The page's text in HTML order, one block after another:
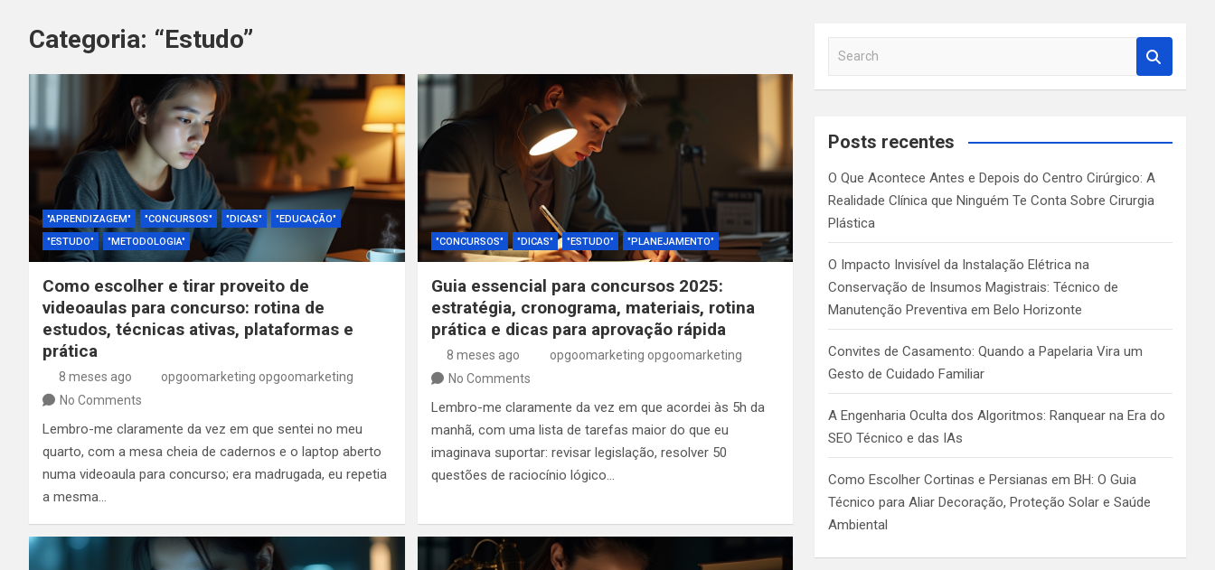
Categoria: “Estudo”
"APRENDIZAGEM" "CONCURSOS" "DICAS"
"EDUCAÇÃO"
"ESTUDO"
"METODOLOGIA"
Como escolher e tirar proveito de
videoaulas para concurso: rotina de
estudos, técnicas ativas, plataformas e
prática
8 meses ago
opgoomarketing opgoomarketing
No Comments
Lembro-me claramente da vez em que sentei no meu
quarto, com a mesa cheia de cadernos e o laptop aberto
numa videoaula para concurso; era madrugada, eu repetia
a mesma…
"CONCURSOS" "DICAS" "ESTUDO" "PLANEJAMENTO"
Guia essencial para concursos 2025:
estratégia, cronograma, materiais, rotina
prática e dicas para aprovação rápida
8 meses ago
opgoomarketing opgoomarketing
No Comments
Lembro-me claramente da vez em que acordei às 5h da
manhã, com uma lista de tarefas maior do que eu
imaginava suportar: revisar legislação, resolver 50
questões de raciocínio lógico…
a
c
Posts recentes
O Que Acontece Antes e Depois do Centro Cirúrgico: A
Realidade Clínica que Ninguém Te Conta Sobre Cirurgia
Plástica
O Impacto Invisível da Instalação Elétrica na
Conservação de Insumos Magistrais: Técnico de
Manutenção Preventiva em Belo Horizonte
Convites de Casamento: Quando a Papelaria Vira um
Gesto de Cuidado Familiar
A Engenharia Oculta dos Algoritmos: Ranquear na Era do
SEO Técnico e das IAs
Como Escolher Cortinas e Persianas em BH: O Guia
Técnico para Aliar Decoração, Proteção Solar e Saúde
Ambiental